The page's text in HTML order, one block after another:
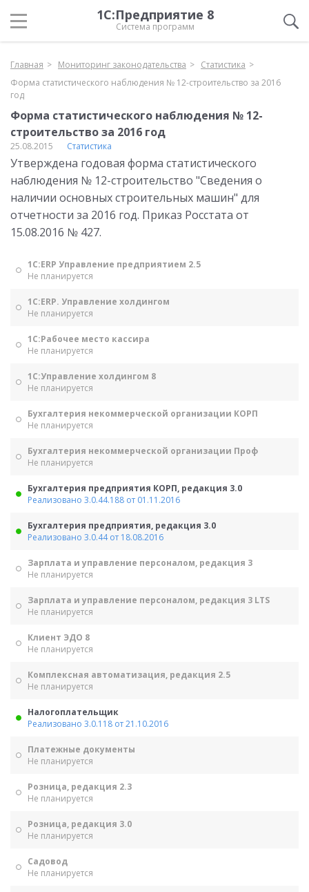
1С:Предприятие 8
Система программ
Главная Мониторинг законодательства
Статистика
Форма статистического наблюдения № 12-строительство за 2016
год
Форма статистического наблюдения № 12-
строительство за 2016 год
25.08.2015 Статистика
Утверждена годовая форма статистического
наблюдения № 12-строительство "Сведения о
наличии основных строительных машин" для
отчетности за 2016 год. Приказ Росстата от
15.08.2016 № 427.
1С:ERP Управление предприятием 2.5
Не планируется
1С:ERP. Управление холдингом
Не планируется
1С:Рабочее место кассира
Не планируется
1С:Управление холдингом 8
Не планируется
Бухгалтерия некоммерческой организации КОРП
Не планируется
Бухгалтерия некоммерческой организации Проф
Не планируется
Бухгалтерия предприятия КОРП, редакция 3.0
Реализовано 3.0.44.188 от 01.11.2016
Бухгалтерия предприятия, редакция 3.0
Реализовано 3.0.44 от 18.08.2016
Зарплата и управление персоналом, редакция 3
Не планируется
Зарплата и управление персоналом, редакция 3 LTS
Не планируется
Клиент ЭДО 8
Не планируется
Комплексная автоматизация, редакция 2.5
Не планируется
Налогоплательщик
Реализовано 3.0.118 от 21.10.2016
Платежные документы
Не планируется
Розница, редакция 2.3
Не планируется
Розница, редакция 3.0
Не планируется
Садовод
Не планируется